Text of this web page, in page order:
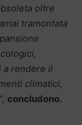
oltre
tramontata
a rendere il
climatici,
concludono.